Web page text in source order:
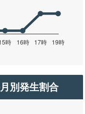
別発生割合